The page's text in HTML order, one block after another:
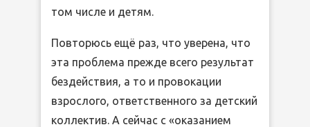
том числе и детям.
Повторюсь ещё раз, что уверена, что
эта проблема прежде всего результат
бездействия, а то и провокации
взрослого, ответственного за детский
коллектив. А сейчас с «оказанием